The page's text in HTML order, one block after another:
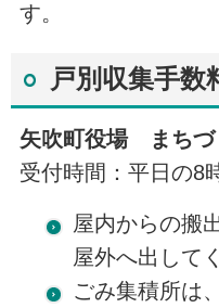
す。
戸別収集手数
矢吹町役場 まちづ
受付時間：平日の8
屋内からの搬
屋外へ出して
ごみ集積所は